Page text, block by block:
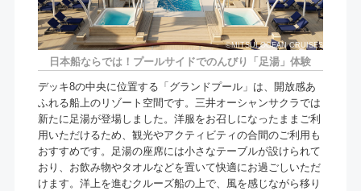
©MITSUI OCEAN CRUISES
日本船ならでは！プールサイドでのんびり「足湯」体験
デッキ8の中央に位置する「グランドプール」は、開放感あ
ふれる船上のリゾート空間です。三井オーシャンサクラでは
新たに足湯が登場しました。洋服をお召しになったままご利
用いただけるため、観光やアクティビティの合間のご利用も
おすすめです。足湯の座席には小さなテーブルが設けられて
おり、お飲み物やタオルなどを置いて快適にお過ごしいただ
けます。洋上を進むクルーズ船の上で、風を感じながら移り